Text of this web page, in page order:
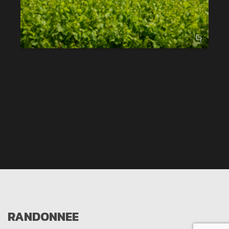
RANDONNEE